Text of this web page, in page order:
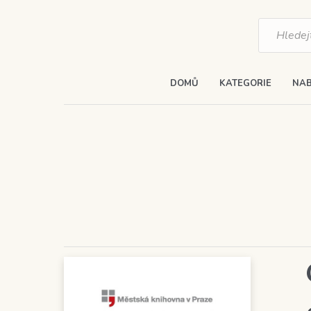
Products
search
DOMŮ KATEGORIE